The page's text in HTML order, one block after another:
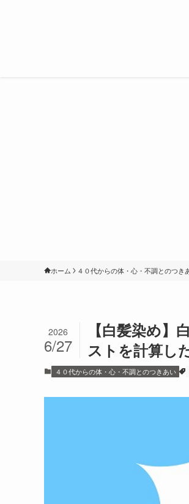
ホーム ４０代からの体・心・不調とのつき
【白髪染め
ストを計算し
2026
6/27
４０代からの体・心・不調とのつきあい